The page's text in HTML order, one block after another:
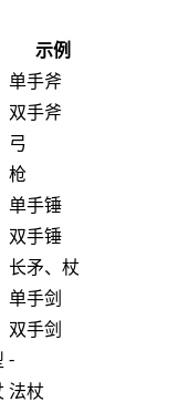
示例
单手斧
双手斧
弓
枪
单手锤
双手锤
长矛、杖
单手剑
双手剑
-
法杖